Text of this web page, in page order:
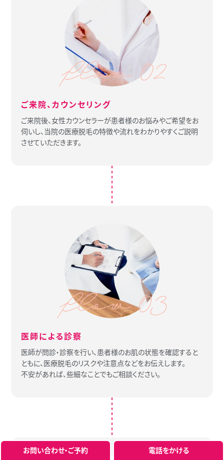
お問い合わせ・ご予約 電話をかける
ご来院、カウンセリング
ご来院後、女性カウンセラーが患者様のお悩みやご希望をお
伺いし、当院の医療脱毛の特徴や流れをわかりやすくご説明
させていただきます。
医師による診察
医師が問診・診察を行い、患者様のお肌の状態を確認すると
ともに、医療脱毛のリスクや注意点などをお伝えします。
不安があれば、些細なことでもご相談ください。